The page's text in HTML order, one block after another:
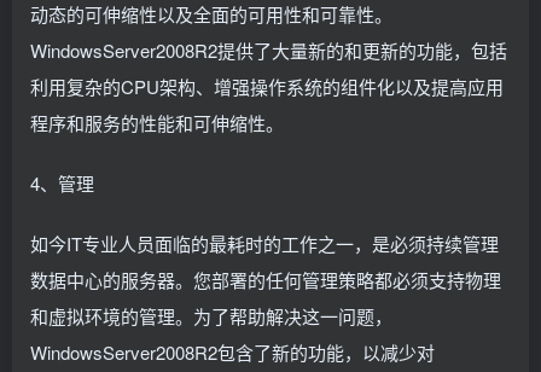
动态的可伸缩性以及全面的可用性和可靠性。
WindowsServer2008R2提供了大量新的和更新的功能，包括
利用复杂的CPU架构、增强操作系统的组件化以及提高应用
程序和服务的性能和可伸缩性。
4、管理
如今IT专业人员面临的最耗时的工作之一，是必须持续管理
数据中心的服务器。您部署的任何管理策略都必须支持物理
和虚拟环境的管理。为了帮助解决这一问题，
WindowsServer2008R2包含了新的功能，以减少对